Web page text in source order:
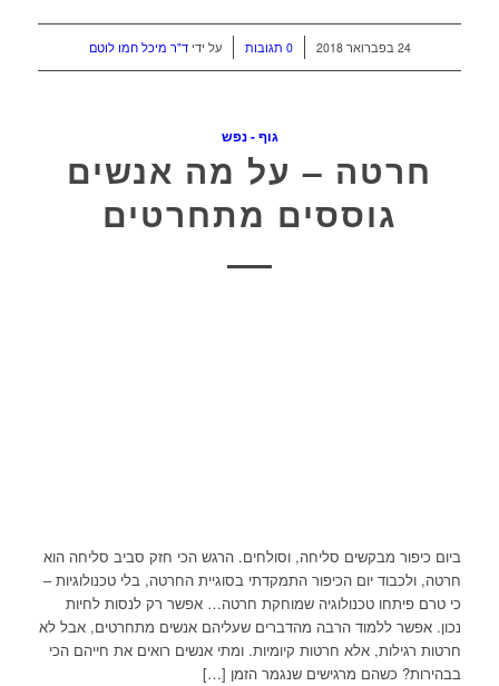
24 בפברואר 2018 / 0 תגובות על ידיד"ר מיכל חמו לוטם
גוף - נפש
חרטה – על מה אנשים
גוססים מתחרטים
ביום כיפור מבקשים סליחה, וסולחים. הרגש הכי חזק סביב סליחה הוא
חרטה, ולכבוד יום הכיפור התמקדתי בסוגיית החרטה, בלי טכנולוגיות –
כי טרם פיתחו טכנולוגיה שמוחקת חרטה… אפשר רק לנסות לחיות
נכון. אפשר ללמוד הרבה מהדברים שעליהם אנשים מתחרטים, אבל לא
חרטות רגילות, אלא חרטות קיומיות. ומתי אנשים רואים את חייהם הכי
בבהירות? כשהם מרגישים שנגמר הזמן […]